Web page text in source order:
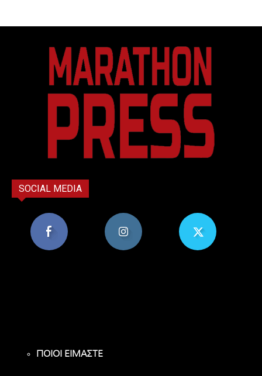
SOCIAL MEDIA
ΠΟΙΟΙ ΕΙΜΑΣΤΕ